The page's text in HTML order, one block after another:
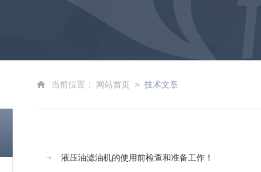
当前位置： 网站首页 > 技术文章
液压油滤油机的使用前检查和准备工作！